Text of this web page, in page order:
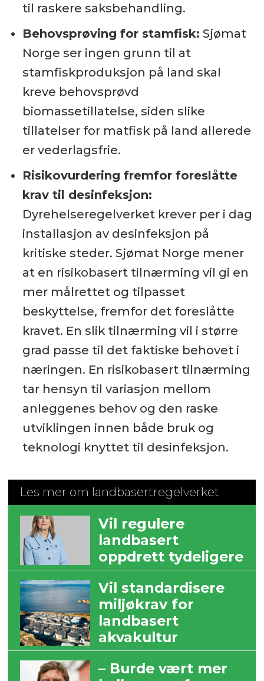
til raskere saksbehandling.
Behovsprøving for stamfisk: Sjømat
Norge ser ingen grunn til at
stamfiskproduksjon på land skal
kreve behovsprøvd
biomassetillatelse, siden slike
tillatelser for matfisk på land allerede
er vederlagsfrie.
Risikovurdering fremfor foreslåtte
krav til desinfeksjon:
Dyrehelseregelverket krever per i dag
installasjon av desinfeksjon på
kritiske steder. Sjømat Norge mener
at en risikobasert tilnærming vil gi en
mer målrettet og tilpasset
beskyttelse, fremfor det foreslåtte
kravet. En slik tilnærming vil i større
grad passe til det faktiske behovet i
næringen. En risikobasert tilnærming
tar hensyn til variasjon mellom
anleggenes behov og den raske
utviklingen innen både bruk og
teknologi knyttet til desinfeksjon.
Les mer om landbasertregelverket
Vil regulere
landbasert
oppdrett tydeligere
Vil standardisere
miljøkrav for
landbasert
akvakultur
– Burde vært mer